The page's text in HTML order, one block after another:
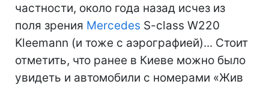
частности, около года назад исчез из
поля зрения Mercedes S-class W220
Kleemann (и тоже с аэрографией)... Стоит
отметить, что ранее в Киеве можно было
увидеть и автомобили с номерами «Жив